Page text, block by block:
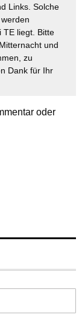
Links. Solche
TE liegt. Bitte
und
zu
Dank für Ihr
oder